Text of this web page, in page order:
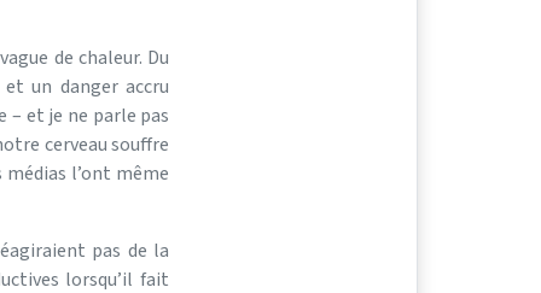
de chaleur. Du
un danger accru
– et je ne parle pas
cerveau souffre
l’ont même
pas de la
lorsqu’il fait